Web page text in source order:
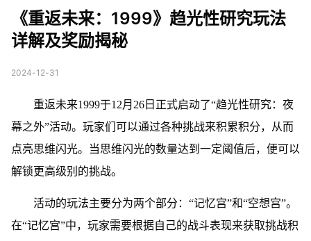
《重返未来：1999》趋光性研究玩法
详解及奖励揭秘
2024-12-31
重返未来1999于12月26日正式启动了“趋光性研究：夜
幕之外”活动。玩家们可以通过各种挑战来积累积分，从而
点亮思维闪光。当思维闪光的数量达到一定阈值后，便可以
解锁更高级别的挑战。
活动的玩法主要分为两个部分：“记忆宫”和“空想宫”。
在“记忆宫”中，玩家需要根据自己的战斗表现来获取挑战积